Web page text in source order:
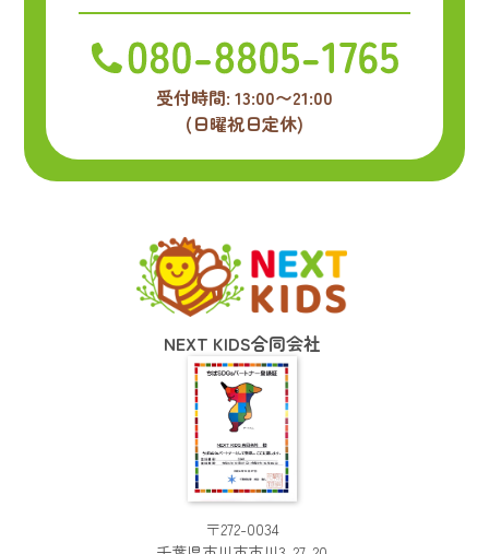
受付時間: 13:00〜21:00
(日曜祝日定休)
NEXT KIDS合同会社
〒272-0034